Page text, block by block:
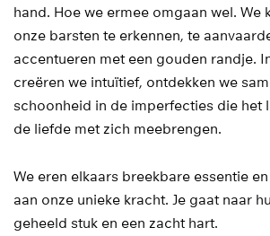
hand. Hoe we ermee omgaan wel. We
onze barsten te erkennen, te
accentueren met een gouden randje.
creëren we intuïtief, ontdekken we
schoonheid in de imperfecties die het
de liefde met zich meebrengen.
We eren elkaars breekbare essentie
aan onze unieke kracht. Je gaat naar
geheeld stuk en een zacht hart.